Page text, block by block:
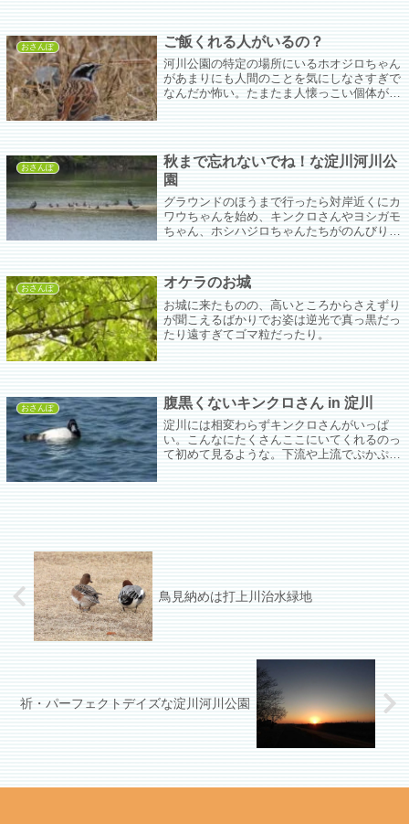
おさんぽ ご飯くれる人がいるの？
河川公園の特定の場所にいるホオジロちゃん
があまりにも人間のことを気にしなさすぎで
なんだか怖い。たまたま人懐っこい個体がい
おさんぽ
秋まで忘れないでね！な淀川河川公
園
グラウンドのほうまで行ったら対岸近くにカ
ワウちゃんを始め、キンクロさんやヨシガモ
ちゃん、ホシハジロちゃんたちがのんびりし
で。
おさんぽ オケラのお城
お城に来たものの、高いところからさえずり
が聞こえるばかりでお姿は逆光で真っ黒だっ
たり遠すぎてゴマ粒だったり。
おさんぽ 腹黒くないキンクロさん in 淀川
淀川には相変わらずキンクロさんがいっぱ
い。こんなにたくさんここにいてくれるのっ
て初めて見るような。下流や上流でぷかぷか
鳥見納めは打上川治水緑地
祈・パーフェクトデイズな淀川河川公園